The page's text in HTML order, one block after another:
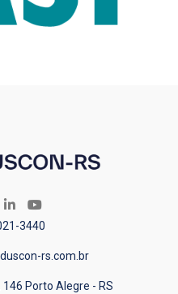
3440
rs.com.br
146 Porto Alegre - RS